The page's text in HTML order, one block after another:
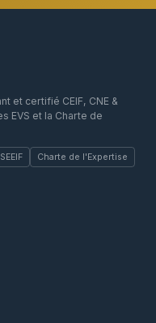
et certifié CEIF, CNE &
EVS et la Charte de
Charte de l'Expertise